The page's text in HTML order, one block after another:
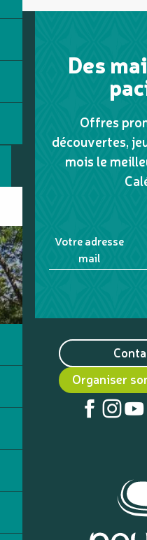
Des
Offres
découvertes,
mois le
Votre adresse
mail
Organiser